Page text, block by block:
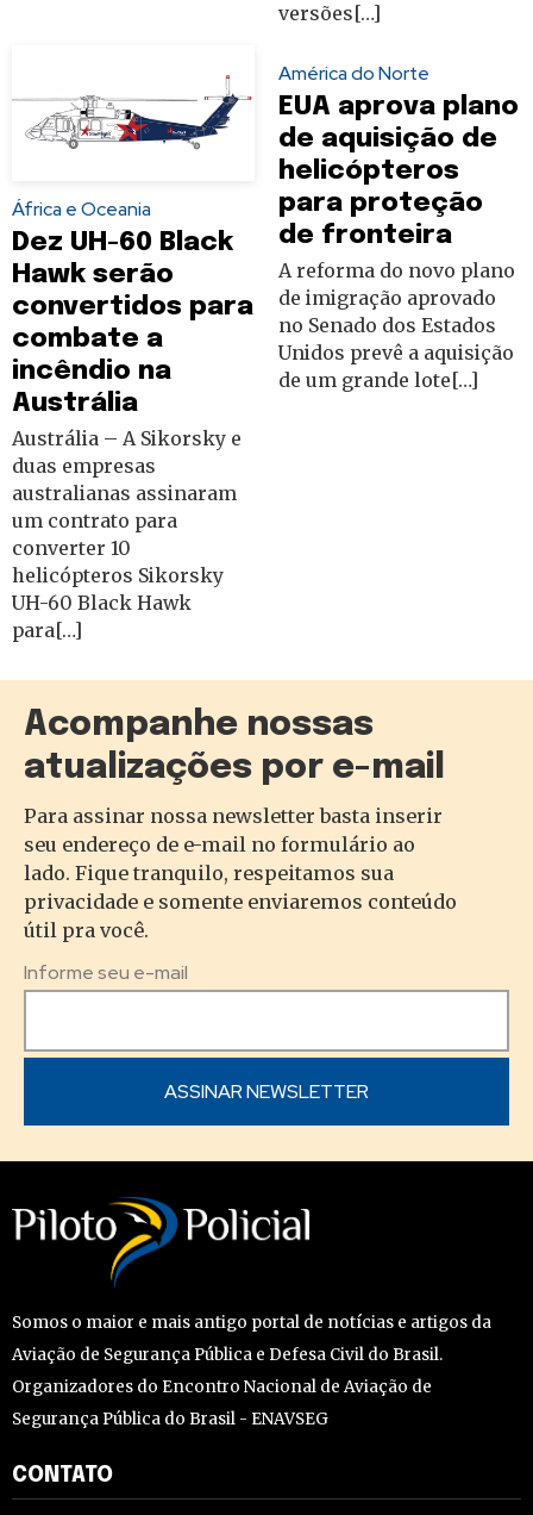
versões[…]
África e Oceania
Dez UH-60 Black
Hawk serão
convertidos para
combate a
incêndio na
Austrália
Austrália – A Sikorsky e
duas empresas
australianas assinaram
um contrato para
converter 10
helicópteros Sikorsky
UH-60 Black Hawk
para[…]
América do Norte
EUA aprova plano
de aquisição de
helicópteros
para proteção
de fronteira
A reforma do novo plano
de imigração aprovado
no Senado dos Estados
Unidos prevê a aquisição
de um grande lote[…]
Acompanhe nossas
atualizações por e-mail
Para assinar nossa newsletter basta inserir
seu endereço de e-mail no formulário ao
lado. Fique tranquilo, respeitamos sua
privacidade e somente enviaremos conteúdo
útil pra você.
Informe seu e-mail
Somos o maior e mais antigo portal de notícias e artigos da
Aviação de Segurança Pública e Defesa Civil do Brasil.
Organizadores do Encontro Nacional de Aviação de
Segurança Pública do Brasil - ENAVSEG
CONTATO